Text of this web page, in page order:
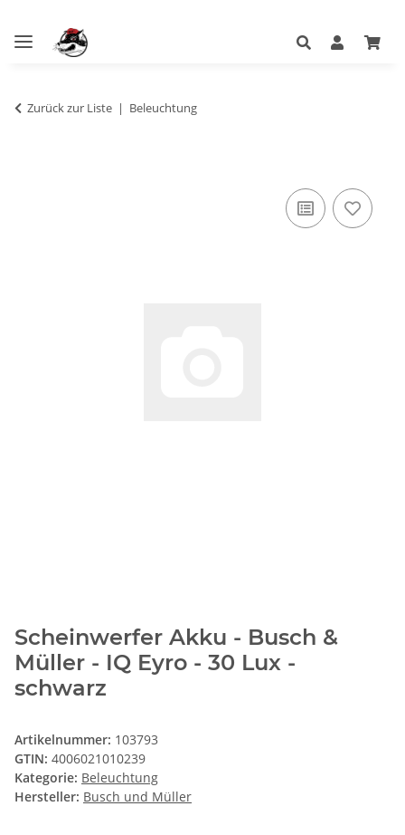
Zurück zur Liste Beleuchtung
Scheinwerfer Akku - Busch &
Müller - IQ Eyro - 30 Lux -
schwarz
Artikelnummer: 103793
GTIN: 4006021010239
Kategorie: Beleuchtung
Hersteller: Busch und Müller